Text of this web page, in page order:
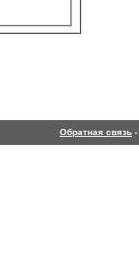
Обратная связь -